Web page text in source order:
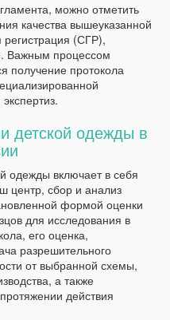
можно отметить
качества вышеуказанной
регистрация (СГР),
Важным процессом
получение протокола
детской одежды в
одежды включает в себя
центр, сбор и анализ
формой оценки
для исследования в
его оценка,
разрешительного
от выбранной схемы,
а также
действия